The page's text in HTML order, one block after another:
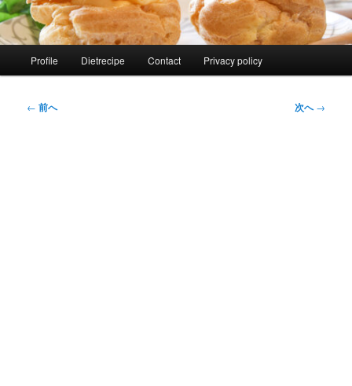
Profile Dietrecipe Contact Privacy policy
投
← 前へ 次へ→